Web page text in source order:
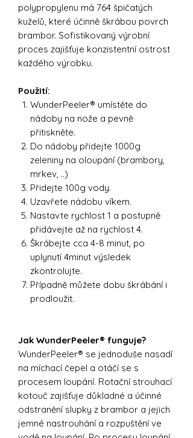
polypropylenu má 764 špičatých
kuželů, které účinně škrábou povrch
brambor. Sofistikovaný výrobní
proces zajišťuje konzistentní ostrost
každého výrobku.
Použití:
WunderPeeler® umístěte do
nádoby na nože a pevně
přitiskněte.
Do nádoby přidejte 1000g
zeleniny na oloupání (brambory,
mrkev, ..)
Přidejte 100g vody.
Uzavřete nádobu víkem.
Nastavte rychlost 1 a postupně
přidávejte až na rychlost 4.
Škrábejte cca 4-8 minut, po
uplynutí 4minut výsledek
zkontrolujte.
Případně můžete dobu škrábání i
prodloužit.
Jak WunderPeeler® funguje?
WunderPeeler® se jednoduše nasadí
na míchací čepel a otáčí se s
procesem loupání. Rotační strouhací
kotouč zajišťuje důkladné a účinné
odstranění slupky z brambor a jejich
jemné nastrouhání a rozpuštění ve